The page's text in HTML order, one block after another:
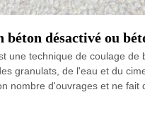
béton désactivé ou
une technique de coulage
granulats, de l'eau et du
nombre d'ouvrages et ne